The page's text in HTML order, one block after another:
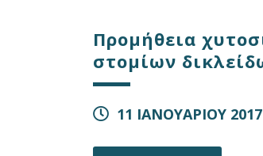
Προμήθεια
στομίων
11 ΙΑΝΟΥΑΡΙΟΥ 2017